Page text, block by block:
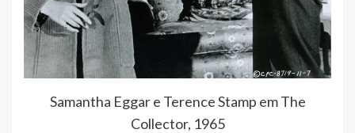
Samantha Eggar e Terence Stamp em The
Collector, 1965